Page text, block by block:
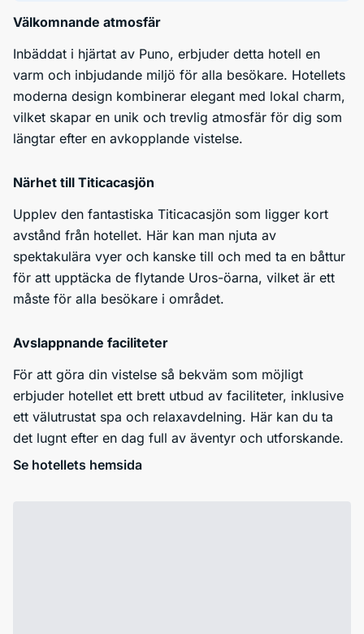
Välkomnande atmosfär
Inbäddat i hjärtat av Puno, erbjuder detta hotell en
varm och inbjudande miljö för alla besökare. Hotellets
moderna design kombinerar elegant med lokal charm,
vilket skapar en unik och trevlig atmosfär för dig som
längtar efter en avkopplande vistelse.
Närhet till Titicacasjön
Upplev den fantastiska Titicacasjön som ligger kort
avstånd från hotellet. Här kan man njuta av
spektakulära vyer och kanske till och med ta en båttur
för att upptäcka de flytande Uros-öarna, vilket är ett
måste för alla besökare i området.
Avslappnande faciliteter
För att göra din vistelse så bekväm som möjligt
erbjuder hotellet ett brett utbud av faciliteter, inklusive
ett välutrustat spa och relaxavdelning. Här kan du ta
det lugnt efter en dag full av äventyr och utforskande.
Se hotellets hemsida